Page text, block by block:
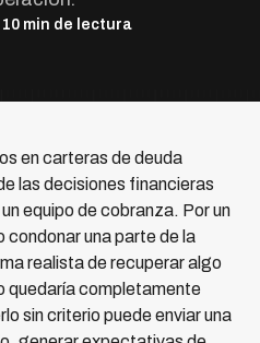
10 min de lectura
en carteras de deuda
las decisiones financieras
equipo de cobranza. Por un
condonar una parte de la
realista de recuperar algo
quedaría completamente
sin criterio puede enviar una